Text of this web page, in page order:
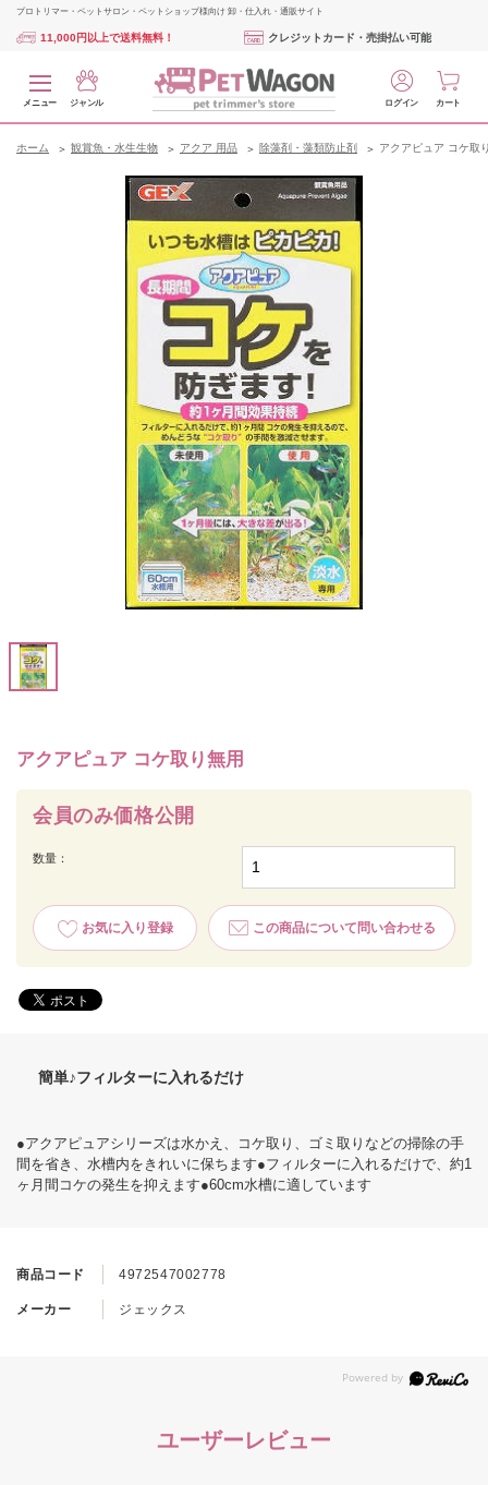
プロトリマー・ペットサロン・ペットショップ様向け 卸・仕入れ・通販サイト
11,000円以上で送料無料！ クレジットカード・売掛払い可能
メニュー ジャンル ログイン カート
ホーム 観賞魚・水生生物 アクア 用品 除藻剤・藻類防止剤 アクアピュア コケ取
アクアピュア コケ取り無用
会員のみ価格公開
数量：
お気に入り登録 この商品について問い合わせる
商品コード 4972547002778
メーカー ジェックス
簡単♪フィルターに入れるだけ
●アクアピュアシリーズは水かえ、コケ取り、ゴミ取りなどの掃除の手
間を省き、水槽内をきれいに保ちます●フィルターに入れるだけで、約1
ヶ月間コケの発生を抑えます●60cm水槽に適しています
ユーザーレビュー